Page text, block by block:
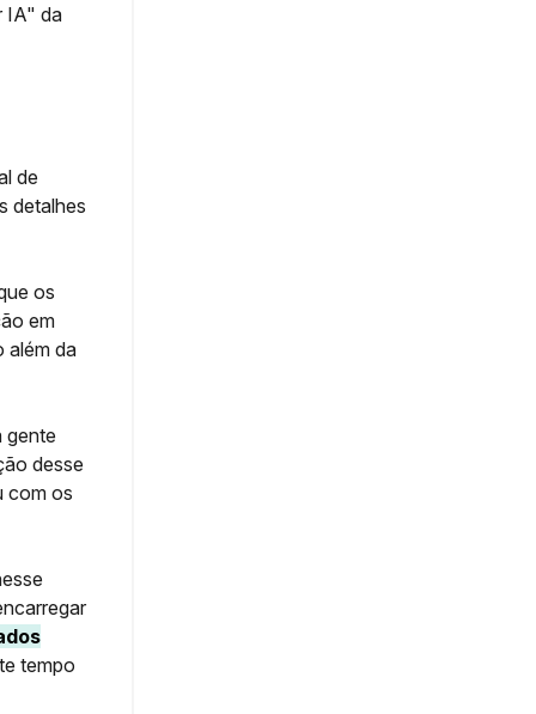
IA" da
de
detalhes
os
em
além da
gente
desse
com os
tempo